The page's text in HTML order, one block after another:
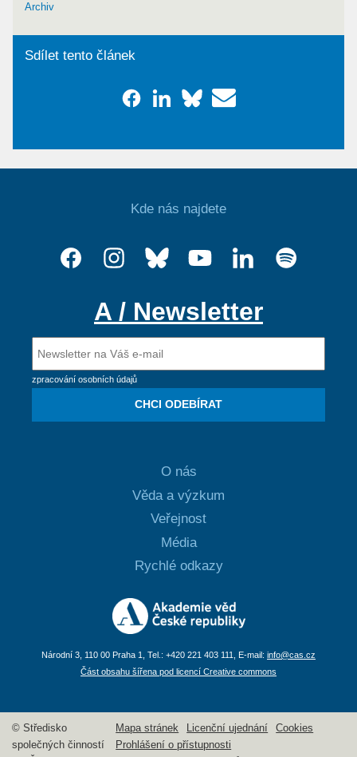
Archiv
Sdílet tento článek
Kde nás najdete
A / Newsletter
zpracování osobních údajů
CHCI ODEBÍRAT
O nás
Věda a výzkum
Veřejnost
Média
Rychlé odkazy
Národní 3, 110 00 Praha 1, Tel.: +420 221 403 111, E-mail: info@cas.cz
Část obsahu šířena pod licencí Creative commons
© Středisko
společných činností
Mapa stránek Licenční ujednání
Cookies
Prohlášení o přístupnosti